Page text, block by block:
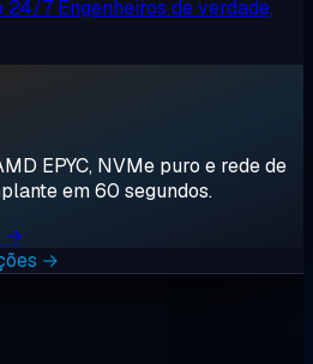
24/7 Engenheiros de verdade,
EPYC, NVMe puro e rede de
em 60 segundos.
→
→